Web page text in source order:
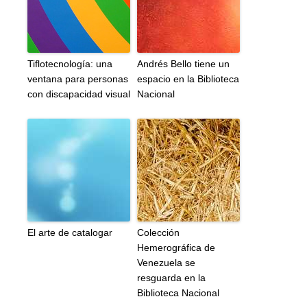
Tiflotecnología: una
ventana para personas
con discapacidad visual
Andrés Bello tiene un
espacio en la Biblioteca
Nacional
El arte de catalogar
Colección
Hemerográfica de
Venezuela se
resguarda en la
Biblioteca Nacional